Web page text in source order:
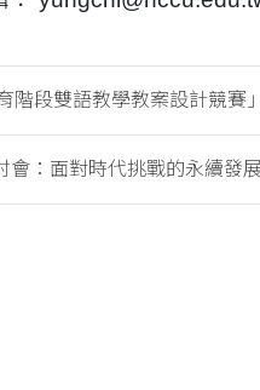
階段雙語教學教案設計競賽
會：面對時代挑戰的永續發